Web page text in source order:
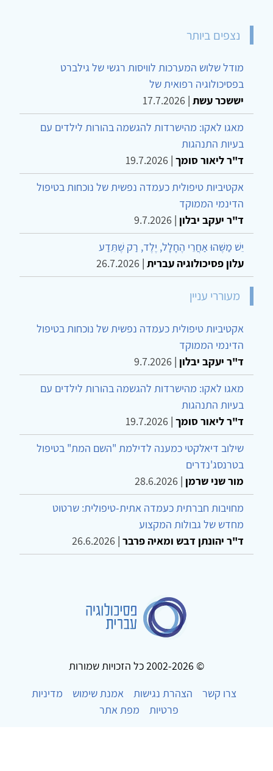
נצפים ביותר
מודל שלוש המערכות לוויסות רגשי של גילברט
בפסיכולוגיה רפואית של
יששכר עשת |
17.7.2026
מאגו לאקו: מהישרדות להגשמה בהורות לילדים עם
בעיות התנהגות
ד"ר ליאור סומך |
19.7.2026
אקטיביות טיפולית כעמדה נפשית של נוכחות בטיפול
הדינמי הממוקד
ד"ר יעקב יבלון |
9.7.2026
יֵשׁ מַשֶּׁהוּ אַחֲרֵי הֶחָלָל, יֶלֶד, רַק שֶׁתֵּדַע
עלון פסיכולוגיה עברית |
26.7.2026
מעוררי עניין
אקטיביות טיפולית כעמדה נפשית של נוכחות בטיפול
הדינמי הממוקד
ד"ר יעקב יבלון |
9.7.2026
מאגו לאקו: מהישרדות להגשמה בהורות לילדים עם
בעיות התנהגות
ד"ר ליאור סומך |
19.7.2026
שילוב דיאלקטי כמענה לדילמת "השם המת" בטיפול
בטרנסג'נדרים
מור שני שרמן |
28.6.2026
מחויבות חברתית כעמדה אתית-טיפולית: שרטוט
מחדש של גבולות המקצוע
ד"ר יהונתן דבש ומאיה פרבר |
26.6.2026
© 2002-2026 כל הזכויות שמורות
צרו קשר
הצהרת נגישות אמנת שימוש
מדיניות
פרטיות
מפת אתר